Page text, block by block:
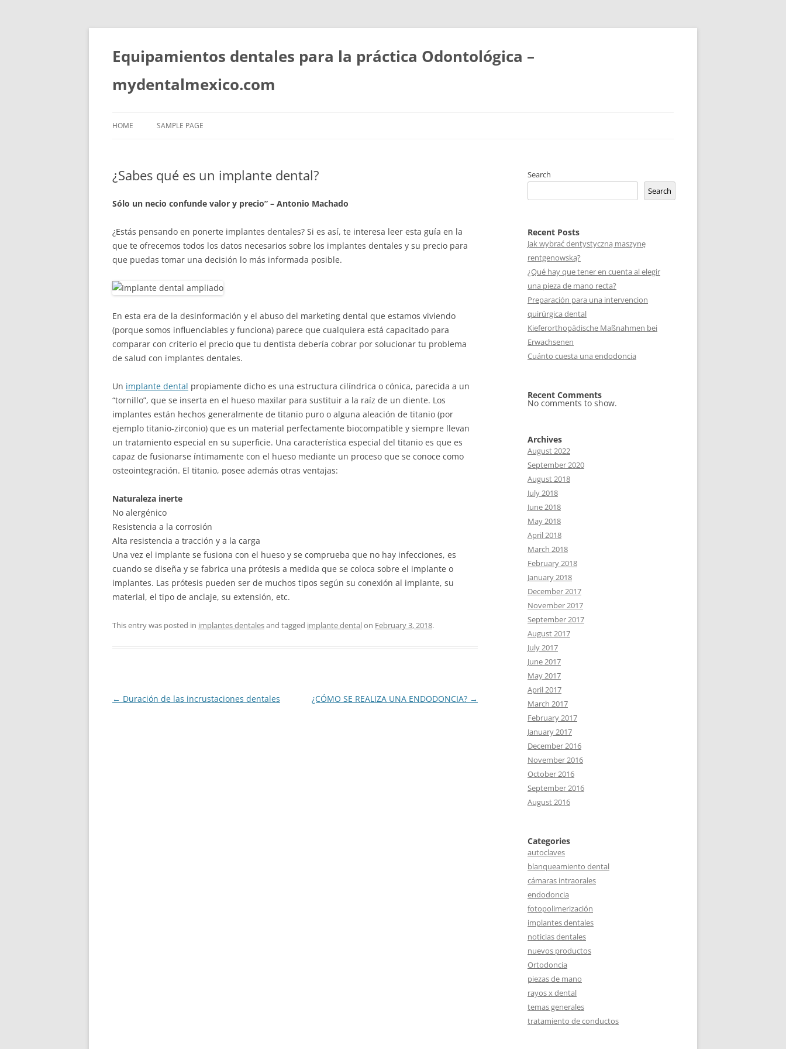
Skip
Equipamientos dentales para la práctica Odontológica –
mydentalmexico.com
HOME SAMPLE PAGE
¿Sabes qué es un implante dental?
Sólo un necio confunde valor y precio” – Antonio Machado
¿Estás pensando en ponerte implantes dentales? Si es así, te interesa leer esta guía en la
que te ofrecemos todos los datos necesarios sobre los implantes dentales y su precio para
que puedas tomar una decisión lo más informada posible.
En esta era de la desinformación y el abuso del marketing dental que estamos viviendo
(porque somos influenciables y funciona) parece que cualquiera está capacitado para
comparar con criterio el precio que tu dentista debería cobrar por solucionar tu problema
de salud con implantes dentales.
Un implante dental propiamente dicho es una estructura cilíndrica o cónica, parecida a un
“tornillo”, que se inserta en el hueso maxilar para sustituir a la raíz de un diente. Los
implantes están hechos generalmente de titanio puro o alguna aleación de titanio (por
ejemplo titanio-zirconio) que es un material perfectamente biocompatible y siempre llevan
un tratamiento especial en su superficie. Una característica especial del titanio es que es
capaz de fusionarse íntimamente con el hueso mediante un proceso que se conoce como
osteointegración. El titanio, posee además otras ventajas:
Naturaleza inerte
No alergénico
Resistencia a la corrosión
Alta resistencia a tracción y a la carga
Una vez el implante se fusiona con el hueso y se comprueba que no hay infecciones, es
cuando se diseña y se fabrica una prótesis a medida que se coloca sobre el implante o
implantes. Las prótesis pueden ser de muchos tipos según su conexión al implante, su
material, el tipo de anclaje, su extensión, etc.
This entry was posted in implantes dentalesand tagged implante dentalon February 3, 2018.
Post
← Duración de las incrustaciones dentales ¿CÓMO SE REALIZA UNA ENDODONCIA? →
Search
Search
Recent Posts
Jak wybrać dentystyczną maszynę
rentgenowską?
¿Qué hay que tener en cuenta al elegir
una pieza de mano recta?
Preparación para una intervencion
quirúrgica dental
Kieferorthopädische Maßnahmen bei
Erwachsenen
Cuánto cuesta una endodoncia
Recent Comments
No comments to show.
Archives
August 2022
September 2020
August 2018
July 2018
June 2018
May 2018
April 2018
March 2018
February 2018
January 2018
December 2017
November 2017
September 2017
August 2017
July 2017
June 2017
May 2017
April 2017
March 2017
February 2017
January 2017
December 2016
November 2016
October 2016
September 2016
August 2016
Categories
autoclaves
blanqueamiento dental
cámaras intraorales
endodoncia
fotopolimerización
implantes dentales
noticias dentales
nuevos productos
Ortodoncia
piezas de mano
rayos x dental
temas generales
tratamiento de conductos